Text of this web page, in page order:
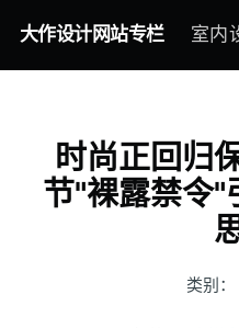
大作设计网站专栏 室内
时尚正回归
节"裸露禁令"
类别：